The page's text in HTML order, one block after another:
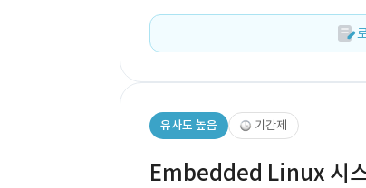
유사도 높음 기간제
Embedded Linux 시